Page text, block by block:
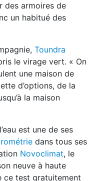
des armoires de
un habitué des
Toundra
le virage vert. « On
une maison de
d’options, de la
la maison
est une de ses
dans tous ses
Novoclimat, le
neuve à haute
ce test gratuitement